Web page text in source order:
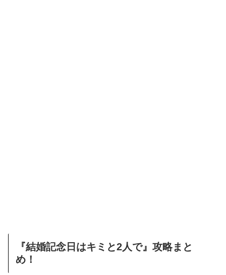
『結婚記念日はキミと2人で』攻略まと
め！